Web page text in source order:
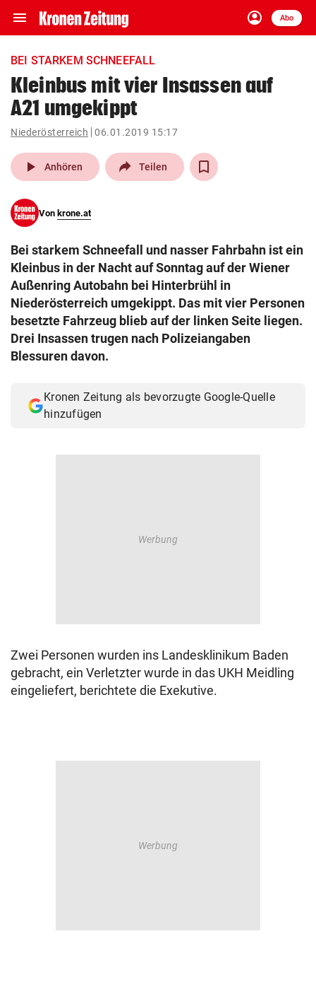
menu Navigation
ein-/ausklappen
account_circle
Anmelden
Abo
close Schließen
account_circle Anmelden
pin_drop
Wien arrow_right
search
eingeben
© Krone Multimedia GmbH & Co KG 2026
Muthgasse 2, 1190 Wien
BEI STARKEM SCHNEEFALL
Kleinbus mit vier Insassen auf
A21 umgekippt
Niederösterreich 06.01.2019 15:17
play_arrow Anhören Teilen
Von krone.at
Bei starkem Schneefall und nasser Fahrbahn ist ein
Kleinbus in der Nacht auf Sonntag auf der Wiener
Außenring Autobahn bei Hinterbrühl in
Niederösterreich umgekippt. Das mit vier Personen
besetzte Fahrzeug blieb auf der linken Seite liegen.
Drei Insassen trugen nach Polizeiangaben
Blessuren davon.
Kronen Zeitung als bevorzugte Google-Quelle
hinzufügen
Zwei Personen wurden ins Landesklinikum Baden
gebracht, ein Verletzter wurde in das UKH Meidling
eingeliefert, berichtete die Exekutive.